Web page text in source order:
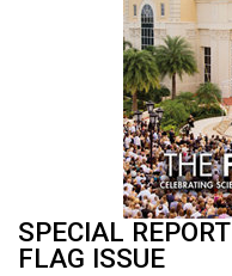
SPECIAL REPORT
FLAG ISSUE